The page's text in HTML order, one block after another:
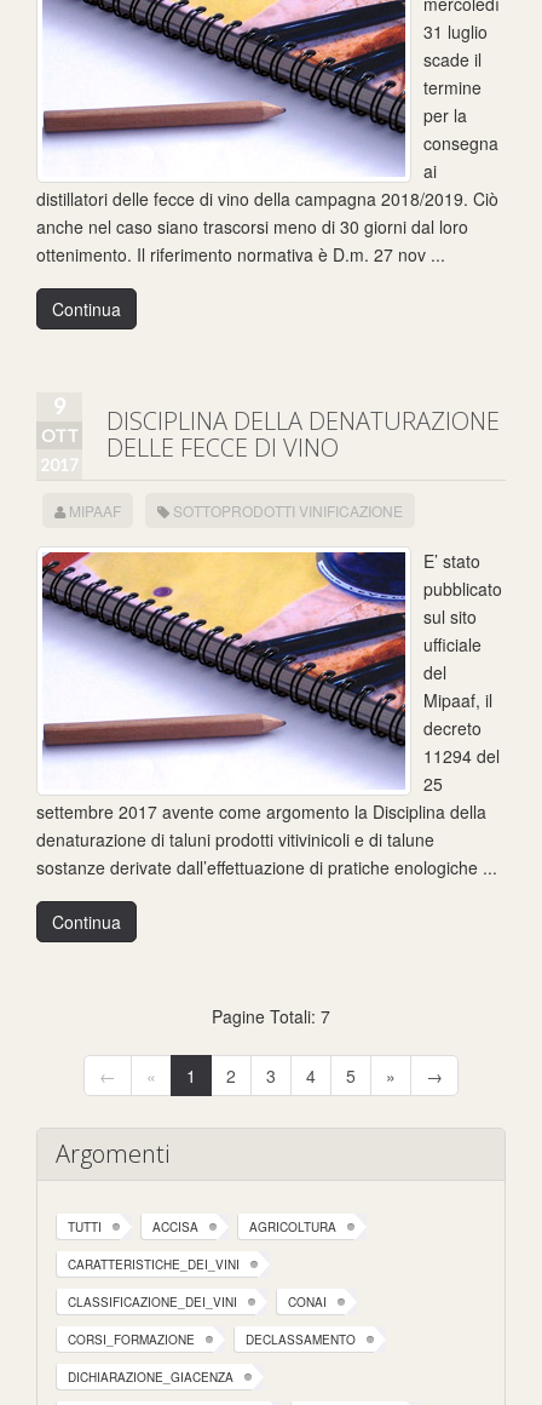
31 luglio
scade il
termine
per la
consegna
ai
distillatori delle fecce di vino della campagna 2018/2019. Ciò
anche nel caso siano trascorsi meno di 30 giorni dal loro
ottenimento. Il riferimento normativa è D.m. 27 nov ...
Continua
9
OTT
2017
DISCIPLINA DELLA DENATURAZIONE
DELLE FECCE DI VINO
MIPAAF SOTTOPRODOTTI VINIFICAZIONE
E’ stato
pubblicato
sul sito
ufficiale
del
Mipaaf, il
decreto
11294 del
25
settembre 2017 avente come argomento la Disciplina della
denaturazione di taluni prodotti vitivinicoli e di talune
sostanze derivate dall’effettuazione di pratiche enologiche ...
Continua
Pagine Totali: 7
← « 1 2 3 4 5 » →
Argomenti
TUTTI ACCISA AGRICOLTURA
CARATTERISTICHE_DEI_VINI
CLASSIFICAZIONE_DEI_VINI CONAI
CORSI_FORMAZIONE DECLASSAMENTO
DICHIARAZIONE_GIACENZA